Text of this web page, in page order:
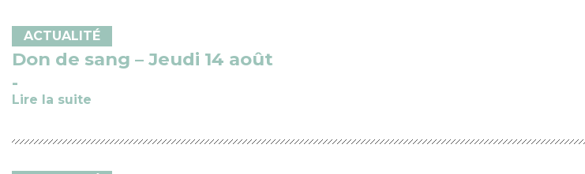
ACTUALITÉ
Don de sang – Jeudi 14 août
Lire la suite